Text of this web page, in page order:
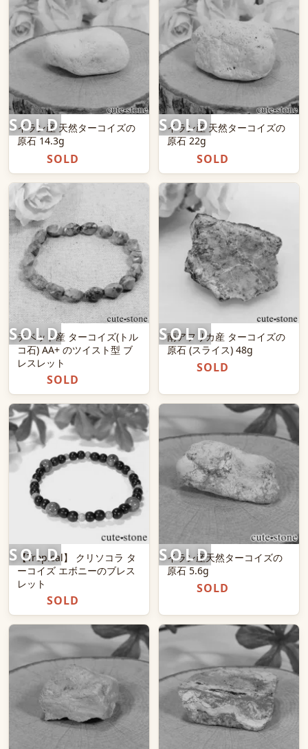
イラン産 天然ターコイズの
原石 14.3g
イラン産 天然ターコイズの
原石 22g
チベット産 ターコイズ(トル
コ石) AA+ のツイスト型 ブ
レスレット
南アフリカ産 ターコイズの
原石 (スライス) 48g
【Tropical】 クリソコラ タ
ーコイズ エボニーのブレス
レット
イラン産天然ターコイズの
原石 5.6g